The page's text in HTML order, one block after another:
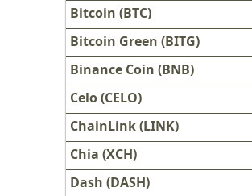
Bitcoin (BTC)
Bitcoin Green (BITG)
Binance Coin (BNB)
Celo (CELO)
ChainLink (LINK)
Chia (XCH)
Dash (DASH)